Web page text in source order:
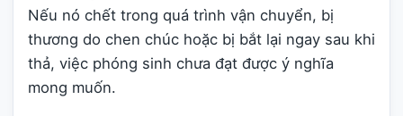
Nếu nó chết trong quá trình vận chuyển, bị
thương do chen chúc hoặc bị bắt lại ngay sau khi
thả, việc phóng sinh chưa đạt được ý nghĩa
mong muốn.